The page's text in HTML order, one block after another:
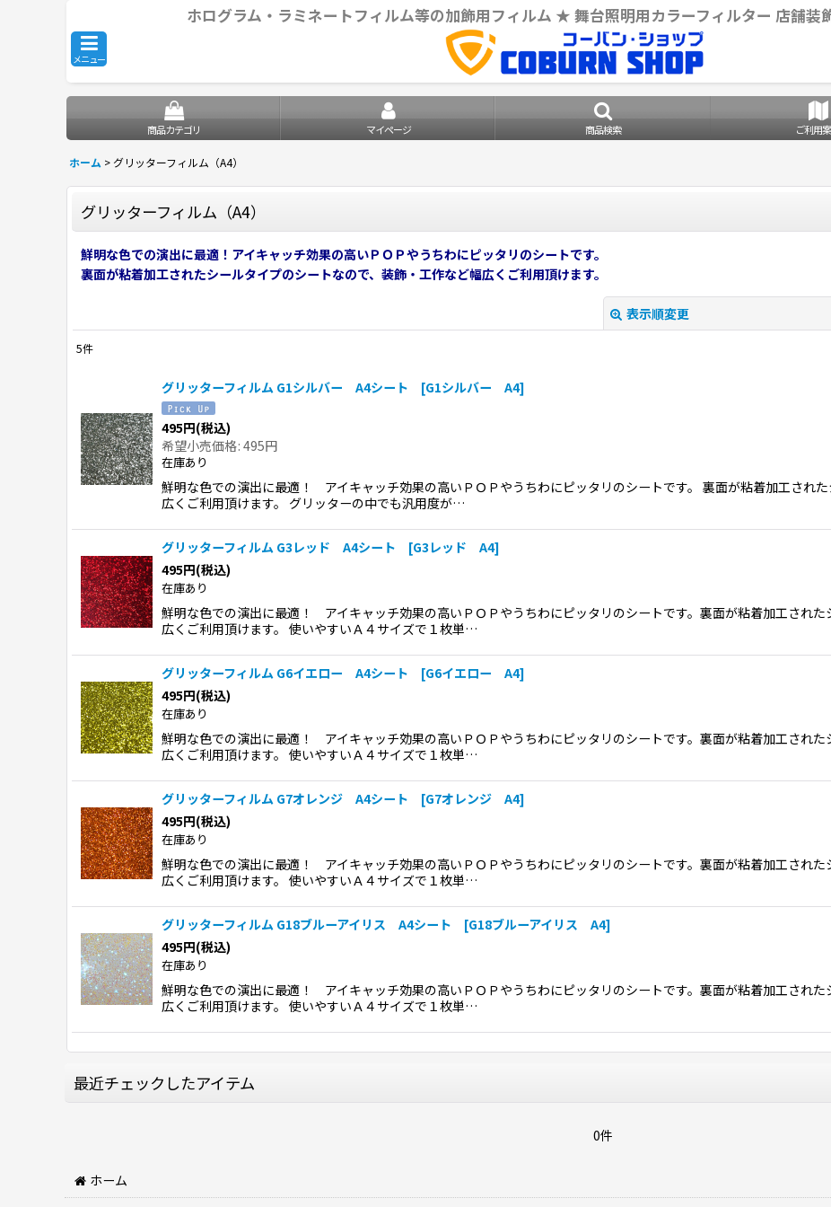
ホログラム・ラミネートフィルム等の加飾用フィルム ★ 舞台照明用カラーフィルター 店舗装
メニュー
商品カテゴリ マイページ 商品検索 ご利用
ホーム > グリッターフィルム（A4）
グリッターフィルム（A4）
鮮明な色での演出に最適！アイキャッチ効果の高いＰＯＰやうちわにピッタリのシートです。
裏面が粘着加工されたシールタイプのシートなので、装飾・工作など幅広くご利用頂けます。
表示順変更
並び順:
5件
グリッターフィルム G1シルバー A4シート [G1シルバー A4]
495円(税込)
希望小売価格: 495円
在庫あり
鮮明な色での演出に最適！ アイキャッチ効果の高いＰＯＰやうちわにピッタリのシートです。 裏面が粘着加工され
広くご利用頂けます。 グリッターの中でも汎用度が…
グリッターフィルム G3レッド A4シート [G3レッド A4]
495円(税込)
在庫あり
鮮明な色での演出に最適！ アイキャッチ効果の高いＰＯＰやうちわにピッタリのシートです。裏面が粘着加工され
広くご利用頂けます。 使いやすいＡ４サイズで１枚単…
グリッターフィルム G6イエロー A4シート [G6イエロー A4]
495円(税込)
在庫あり
鮮明な色での演出に最適！ アイキャッチ効果の高いＰＯＰやうちわにピッタリのシートです。裏面が粘着加工され
広くご利用頂けます。 使いやすいＡ４サイズで１枚単…
グリッターフィルム G7オレンジ A4シート [G7オレンジ A4]
495円(税込)
在庫あり
鮮明な色での演出に最適！ アイキャッチ効果の高いＰＯＰやうちわにピッタリのシートです。裏面が粘着加工され
広くご利用頂けます。 使いやすいＡ４サイズで１枚単…
グリッターフィルム G18ブルーアイリス A4シート [G18ブルーアイリス A4]
495円(税込)
在庫あり
鮮明な色での演出に最適！ アイキャッチ効果の高いＰＯＰやうちわにピッタリのシートです。裏面が粘着加工され
広くご利用頂けます。 使いやすいＡ４サイズで１枚単…
最近チェックしたアイテム
0件
ホーム